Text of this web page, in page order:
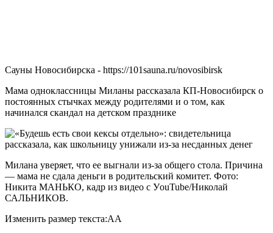
Сауны Новосибирска - https://101sauna.ru/novosibirsk
Мама одноклассницы Миланы рассказала КП-Новосибирск о
постоянных стычках между родителями и о том, как
начинался скандал на детском празднике
Милана уверяет, что ее выгнали из-за общего стола. Причина
— мама не сдала деньги в родительский комитет. Фото:
Никита МАНЬКО, кадр из видео с УouTube/Николай
САЛЬНИКОВ.
Изменить размер текста:AA